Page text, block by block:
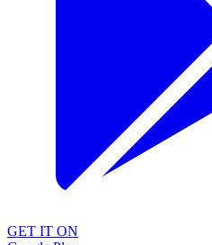
GET IT ON